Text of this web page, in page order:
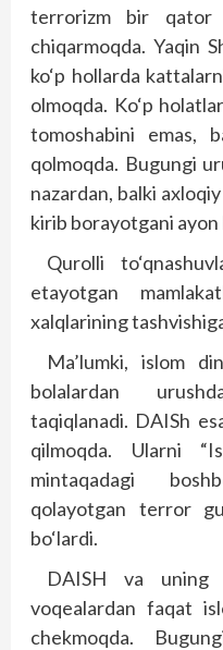
terrorizm bir qator
chiqarmoqda. Yaqin
ko‘p hollarda
olmoqda. Ko‘p
tomoshabini emas,
qolmoqda. Bugungi
nazardan, balki
kirib borayotgani ayon
Qurolli
etayotgan
xalqlarining
Ma’lumki, islom
bolalardan
taqiqlanadi. DAISh
qilmoqda. Ularni
mintaqadagi
qolayotgan terror
bo‘lardi.
DAISH va uning
voqealardan faqat
chekmoqda.